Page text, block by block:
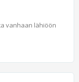
vanhaan lähiöön